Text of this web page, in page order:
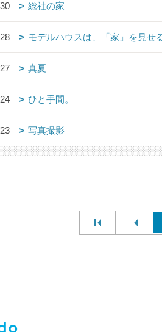
総社の家
モデルハウスは、「家」を見せ
真夏
ひと手間。
写真撮影